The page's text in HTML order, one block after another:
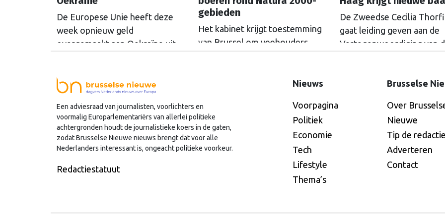
De Europese Unie heeft deze
week opnieuw geld
overgemaakt aan Oekraïne uit
om 1,4 miljard euro. Dat is de
Russische Centrale Bank ooit bij
de Belgische bank Euroclear
parkeerde. De EU bevroor dat
geld na de Russische inval in
Oekraïne. Het …
gebieden
Het kabinet krijgt toestemming
van Brussel om veehouders
Commissie gaat akkoord met
miljoen euro.
De Zweedse Cecilia
gaat leiding geven aan de
Vertegenwoordiging van
Een adviesraad van journalisten, voorlichters en
voormalig Europarlementariërs van allerlei politieke
achtergronden houdt de journalistieke koers in de gaten,
zodat Brusselse Nieuwe nieuws brengt dat voor alle
Nederlanders interessant is, ongeacht politieke voorkeur.
Redactiestatuut
Nieuws
Voorpagina
Politiek
Economie
Tech
Lifestyle
Thema’s
Brusselse
Over
Nieuwe
Tip de redactie
Adverteren
Contact